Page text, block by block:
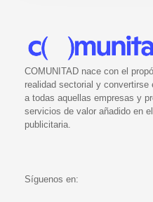
COMUNITAD nace con el
realidad sectorial y convertirse
a todas aquellas empresas y
servicios de valor añadido en
publicitaria.
Síguenos en: